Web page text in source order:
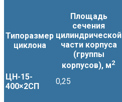
Типоразмер
циклона
Площадь
сечения
цилиндрической
части корпуса
(группы
корпусов), м2
ЦН-15-
400×2СП
0,25